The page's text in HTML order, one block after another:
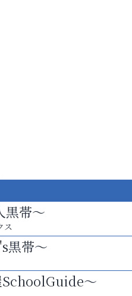
黒帯～
ス
黒帯～
SchoolGuide～